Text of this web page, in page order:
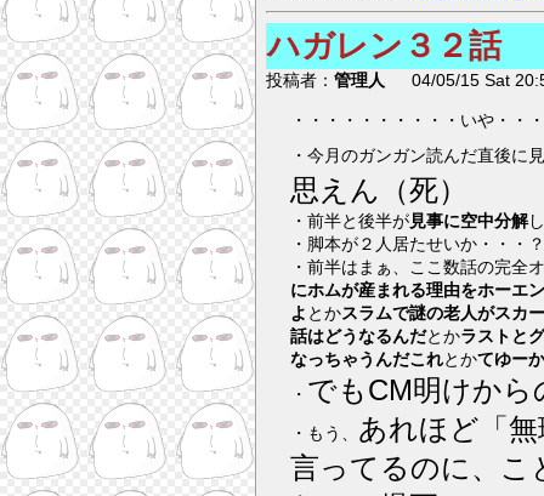
ハガレン３２話
投稿者：管理人 04/05/15 Sat
・・・・・・・・・・いや・・
・今月のガンガン読んだ直後に
思えん（死）
・前半と後半が見事に空中分解
・脚本が２人居たせいか・・・
・前半はまぁ、ここ数話の完全
にホムが産まれる理由をホーエ
よ とかスラムで謎の老人がスカ
話はどうなるんだとかラストと
なっちゃうんだこれとかてゆー
・ でもCM明けか
・もう、 あれほど「
言ってるのに、こ